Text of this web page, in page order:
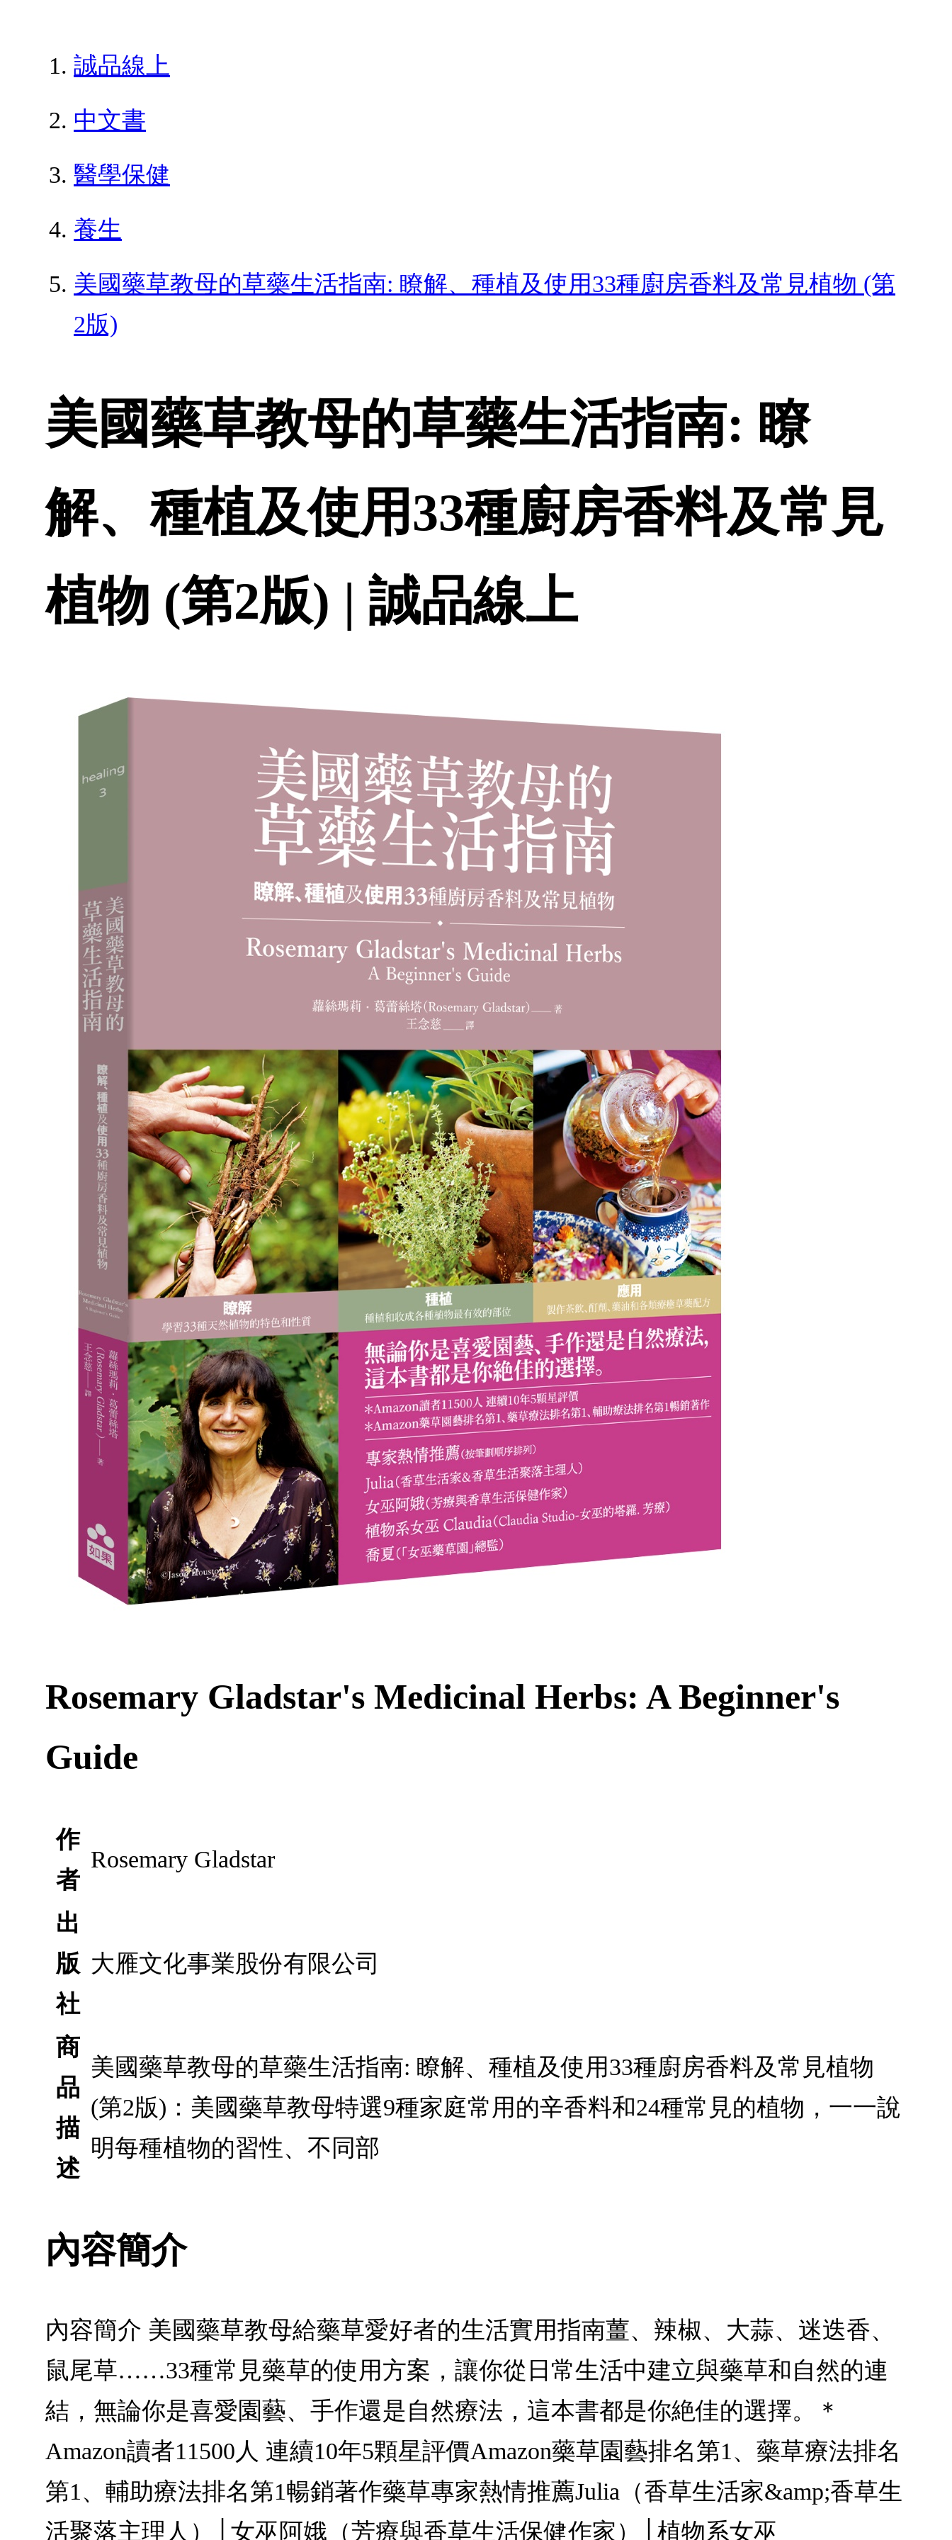
誠品線上
中文書
醫學保健
養生
美國藥草教母的草藥生活指南: 瞭解、種植及使用33種廚房香料及常見植物 (第
2版)
美國藥草教母的草藥生活指南: 瞭
解、種植及使用33種廚房香料及常見
植物 (第2版) | 誠品線上
Rosemary Gladstar's Medicinal Herbs: A Beginner's
Guide
作
者
Rosemary Gladstar
出
版
社
大雁文化事業股份有限公司
商
品
描
述
美國藥草教母的草藥生活指南: 瞭解、種植及使用33種廚房香料及常見植物
(第2版)：美國藥草教母特選9種家庭常用的辛香料和24種常見的植物，一一說
明每種植物的習性、不同部
內容簡介
內容簡介 美國藥草教母給藥草愛好者的生活實用指南薑、辣椒、大蒜、迷迭香、
鼠尾草……33種常見藥草的使用方案，讓你從日常生活中建立與藥草和自然的連
結，無論你是喜愛園藝、手作還是自然療法，這本書都是你絶佳的選擇。＊
Amazon讀者11500人 連續10年5顆星評價Amazon藥草園藝排名第1、藥草療法排名
第1、輔助療法排名第1暢銷著作藥草專家熱情推薦Julia（香草生活家&amp;香草生
活聚落主理人）│女巫阿娥（芳療與香草生活保健作家）│植物系女巫